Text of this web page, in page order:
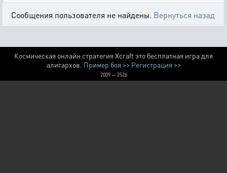
Сообщения пользователя не найдены. Вернуться назад
Космическая онлайн стратегия Xcraft это бесплатная игра для
алигархов. Пример боя >> Регистрация >>
2009 — 2526